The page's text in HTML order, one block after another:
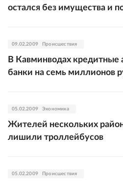
остался без имущества и
09.02.2009 Происшествия
В Кавминводах
банки на семь миллионов
05.02.2009 Экономика
Жителей нескольких
лишили троллейбусов
05.02.2009 Происшествия